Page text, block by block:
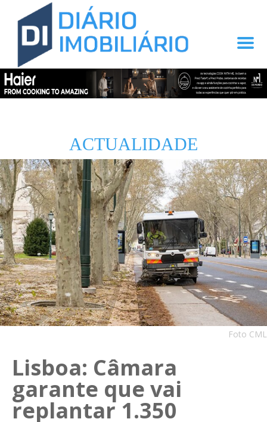
ACTUALIDADE
Foto CML
Lisboa: Câmara
garante que vai
replantar 1.350